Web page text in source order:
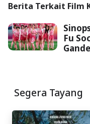
Berita Terkait Film
Fu
Segera Tayang